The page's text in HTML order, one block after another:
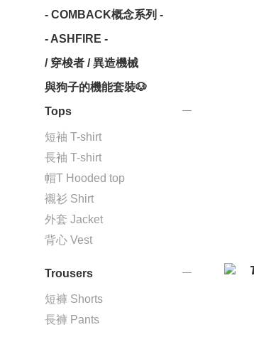
- COMBACK概念系列 -
- ASHFIRE -
/ 穿梭者 / 異造機械
與狗子的機能套裝🐶
Tops
短袖 T-shirt
長袖 T-shirt
帽T Hooded top
襯衫 Shirt
外套 Jacket
背心 Vest
Trousers
短褲 Shorts
長褲 Pants